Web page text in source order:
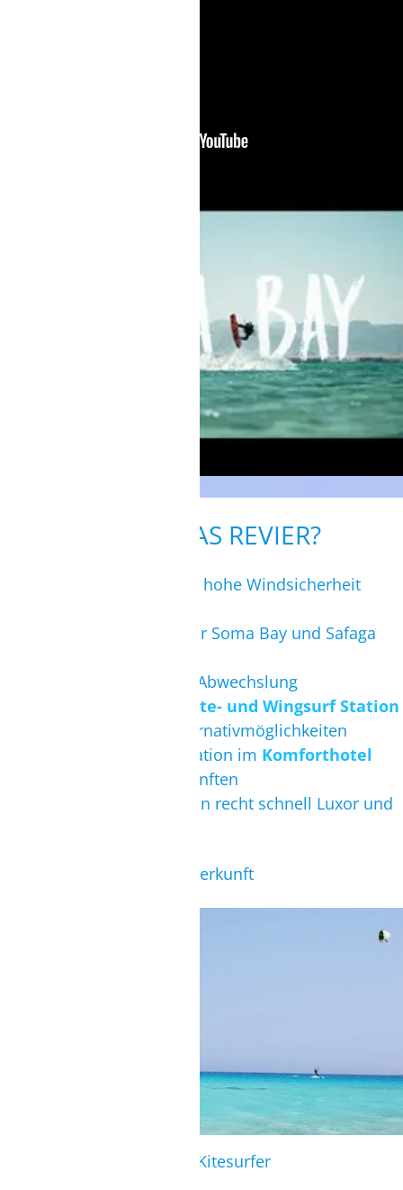
WIE IST DAS REVIER?
in den Sommermonaten hohe Windsicherheit
großer Stehbereich in der Soma Bay und Safaga
zwei Kitespots für mehr Abwechslung
Kite- und Wingsurf Station
bei Windflaute viele Alternativmöglichkeiten
wohnen direkt an der Station im Komforthotel
und umliegenden Unterkünften
von dort aus erreicht man recht schnell Luxor und
keine typische Surfer Unterkunft
Ausreichend Platz für alle Kitesurfer